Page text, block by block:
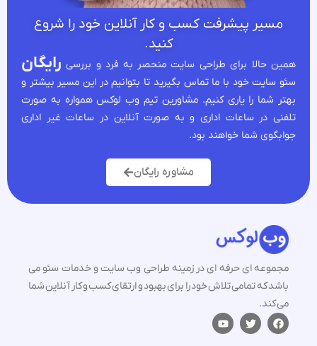
مسیر پیشرفت کسب و کار آنلاین خود را شروع
کنید.
همین حالا برای طراحی سایت منحصر به فرد و بررسی رایگان
سئو سایت خود با ما تماس بگیرید تا بتوانیم در این مسیر بیشتر و
بهتر شما را یاری کنیم. مشاورین تیم وب لوکس همواره به صورت
تلفنی در ساعات اداری و به صورت آنلاین در ساعات غیر اداری
جوابگوی شما خواهند بود.
مشاوره رایگان
مجموعه ای حرفه ای در زمینه طراحی وب سایت و خدمات سئو می
باشد که تمامی تلاش خود را برای بهبود و ارتقای کسب و کار آنلاین شما
می کند.